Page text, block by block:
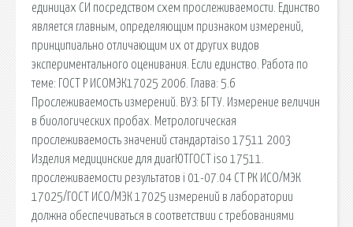
единицах СИ посредством схем прослеживаемости. Единство
является главным, определяющим признаком измерений,
принципиально отличающим их от других видов
экспериментального оценивания. Если единство. Работа по
теме: ГОСТ Р ИСОМЭК17025 2006. Глава: 5.6
Прослеживаемость измерений. ВУЗ: БГТУ. Измерение величин
в биологических пробах. Метрологическая
прослеживаемость значений стандартаiso 17511 2003
Изделия медицинские для диаг­ЮТГОСТ iso 17511.
прослеживаемости результатов i 01-07.04 СТ РК ИСО/МЭК
17025/ГОСТ ИСО/МЭК 17025 измерений в лаборатории
должна обеспечиваться в соответствии с требованиями